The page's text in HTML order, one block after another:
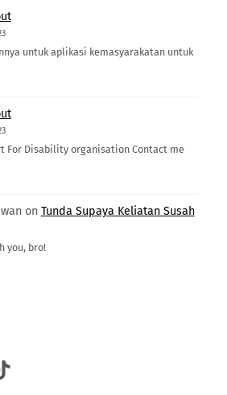
untuk aplikasi kemasyarakatan untuk
For Disability organisation Contact me
on Tunda Supaya Keliatan Susah
you, bro!